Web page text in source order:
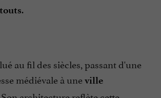
.
au fil des siècles, passant d'une
médiévale à uneville